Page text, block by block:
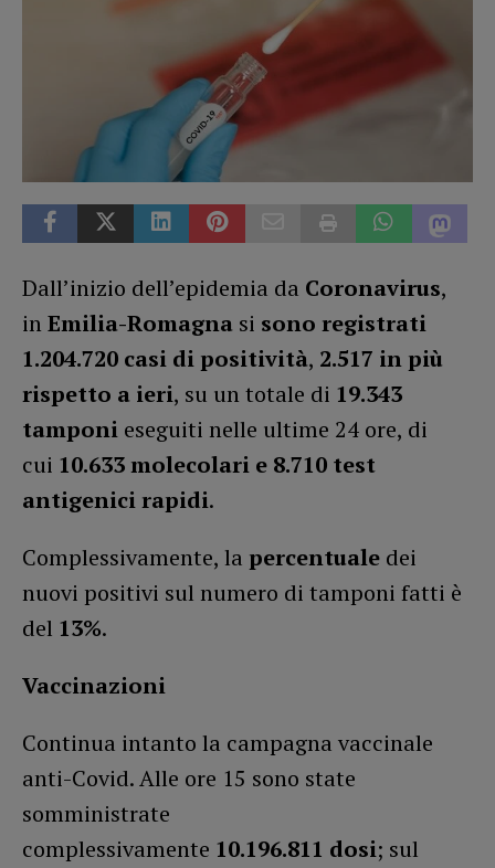
Dall’inizio dell’epidemia da Coronavirus,
inEmilia-Romagna si sono registrati
1.204.720 casi di positività, 2.517 in più
rispetto a ieri, su un totale di 19.343
tamponi eseguiti nelle ultime 24 ore, di
cui 10.633molecolari e 8.710 test
antigenici rapidi.
Complessivamente, la percentuale dei
nuovi positivi sul numero di tamponi fatti è
del 13%.
Vaccinazioni
Continua intanto la campagna vaccinale
anti-Covid. Alle ore 15 sono state
somministrate
complessivamente 10.196.811 dosi; sul